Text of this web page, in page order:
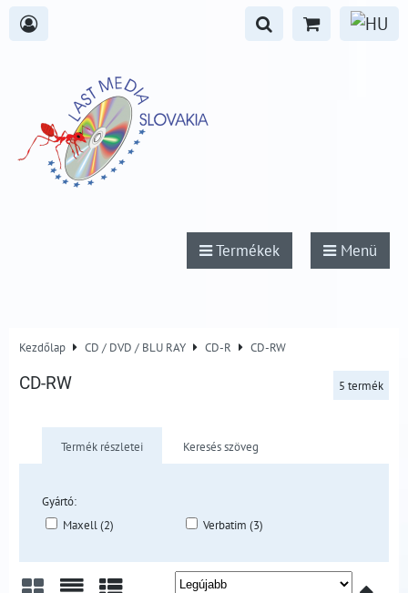
Termékek Menü
Kezdőlap CD / DVD / BLU RAY CD-R CD-RW
CD-RW 5 termék
Termék részletei Keresés szöveg
Gyártó:
Maxell (2)
Verbatim (3)